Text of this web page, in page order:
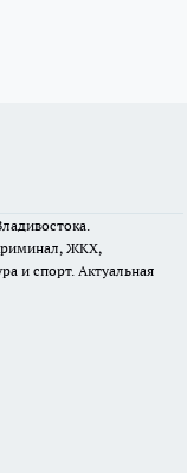
ЖКХ,
и спорт. Актуальная